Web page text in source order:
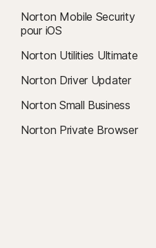
Norton Mobile Security
pour iOS
Norton Utilities Ultimate
Norton Driver Updater
Norton Small Business
Norton Private Browser